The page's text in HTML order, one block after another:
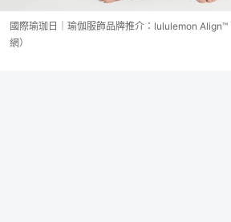
國際瑜珈日｜瑜伽服飾品牌推介：lululemon
網）